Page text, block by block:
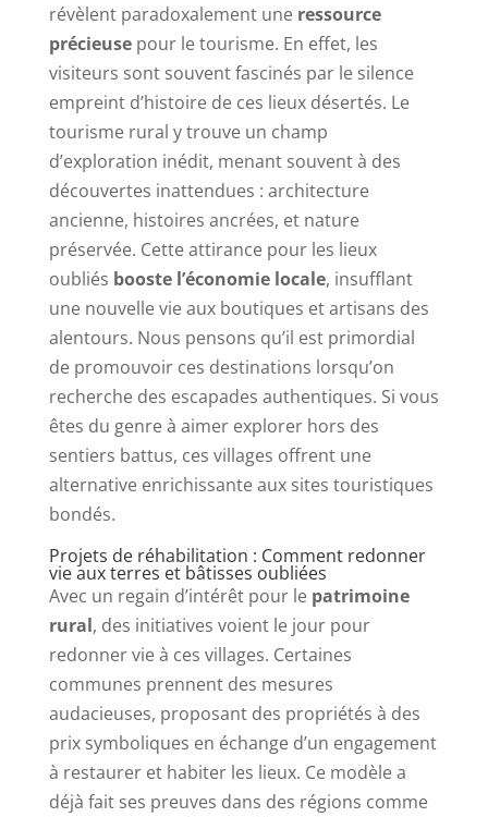
révèlent paradoxalement une ressource
précieusepour le tourisme. En effet, les
visiteurs sont souvent fascinés par le silence
empreint d’histoire de ces lieux désertés. Le
tourisme rural y trouve un champ
d’exploration inédit, menant souvent à des
découvertes inattendues : architecture
ancienne, histoires ancrées, et nature
préservée. Cette attirance pour les lieux
oubliés booste l’économie locale, insufflant
une nouvelle vie aux boutiques et artisans des
alentours. Nous pensons qu’il est primordial
de promouvoir ces destinations lorsqu’on
recherche des escapades authentiques. Si vous
êtes du genre à aimer explorer hors des
sentiers battus, ces villages offrent une
alternative enrichissante aux sites touristiques
bondés.
Projets de réhabilitation : Comment redonner
vie aux terres et bâtisses oubliées
Avec un regain d’intérêt pour le patrimoine
rural, des initiatives voient le jour pour
redonner vie à ces villages. Certaines
communes prennent des mesures
audacieuses, proposant des propriétés à des
prix symboliques en échange d’un engagement
à restaurer et habiter les lieux. Ce modèle a
déjà fait ses preuves dans des régions comme